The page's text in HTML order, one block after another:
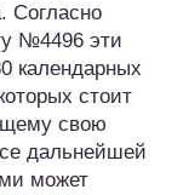
Согласно
№4496 эти
календарных
стоит
свою
дальнейшей
может